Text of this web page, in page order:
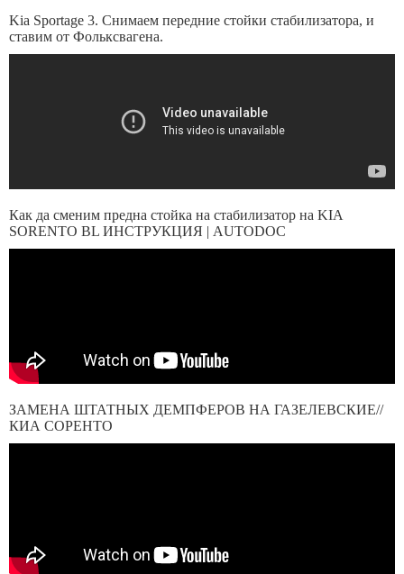
Kia Sportage 3. Снимаем передние стойки стабилизатора, и
ставим от Фольксвагена.
Как да сменим предна стойка на стабилизатор на KIA
SORENTO BL ИНСТРУКЦИЯ | AUTODOC
ЗАМЕНА ШТАТНЫХ ДЕМПФЕРОВ НА ГАЗЕЛЕВСКИЕ//
КИА СОРЕНТО